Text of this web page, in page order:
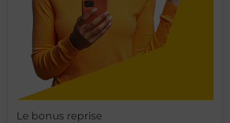
Le bonus reprise